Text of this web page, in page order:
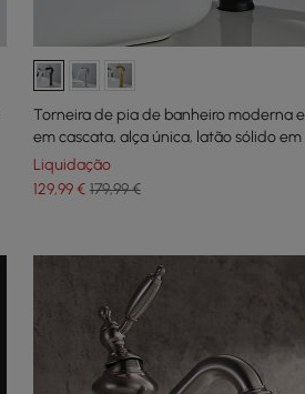
Torneira de pia de banheiro moderna
em cascata, alça única, latão sólido
Liquidação
129,99€ 179,99 €